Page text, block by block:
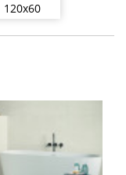
120x60